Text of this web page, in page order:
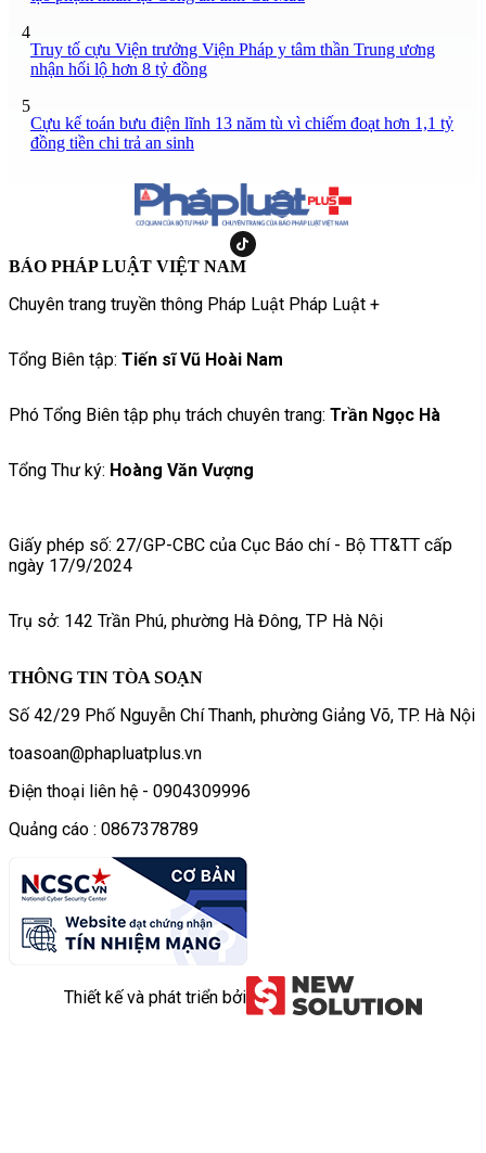
4
Truy tố cựu Viện trưởng Viện Pháp y tâm thần Trung ương
nhận hối lộ hơn 8 tỷ đồng
5
Cựu kế toán bưu điện lĩnh 13 năm tù vì chiếm đoạt hơn 1,1 tỷ
đồng tiền chi trả an sinh
BÁO PHÁP LUẬT VIỆT NAM
Chuyên trang truyền thông Pháp Luật Pháp Luật +
Tổng Biên tập: Tiến sĩ Vũ Hoài Nam
Phó Tổng Biên tập phụ trách chuyên trang: Trần Ngọc Hà
Tổng Thư ký: Hoàng Văn Vượng
Giấy phép số: 27/GP-CBC của Cục Báo chí - Bộ TT&TT cấp
ngày 17/9/2024
Trụ sở: 142 Trần Phú, phường Hà Đông, TP Hà Nội
THÔNG TIN TÒA SOẠN
Số 42/29 Phố Nguyễn Chí Thanh, phường Giảng Võ, TP. Hà Nội
toasoan@phapluatplus.vn
Điện thoại liên hệ - 0904309996
Quảng cáo : 0867378789
Thiết kế và phát triển bởi